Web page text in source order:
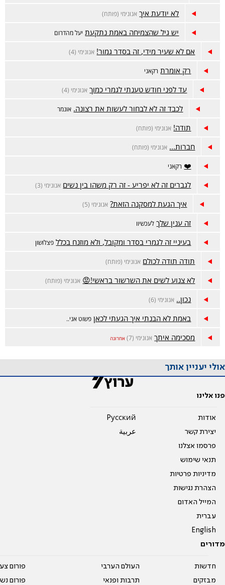
לא יודעת איך אנונימי (פותח)
יש גיל שהצמיחה באמת נתקעת יעל מהדרום
אם לא שעיר מידי, זה בסדר גמור! אנונימי (4)
רק אומרת רקאני
עד לפני חודש טענתי לגמרי כמוך אנונימי (4)
לכבד זה לא לבחור לעשות את רצונה. אונמר
תודה! אנונימי (פותח)
חברות... אנונימי (פותח)
❤️ רקאני
לגברים זה לא יפריע - זה רק משהו בין נשים אנונימי (3)
איך הגעת למסקנה הזאת? אנונימי (5)
זה ענין שלך לעכשיוו
בעיניי זה לגמרי בסדר ומקובל, ולא מוזנח בכלל פצלושון
תודה תודה לכולם אנונימי (פותח)
לא צנוע לשים את השרשור בראשי!😡 אנונימי (פותח)
נכון.. אנונימי (6)
באמת לא הבנתי איך הגעתי לכאן פשוט אני..
מסכימה איתך אנונימי (7) אחרונה
אולי יעניין אותך
פנו אלינו
אודות
יצירת קשר
פרסמו אצלנו
תנאי שימוש
מדיניות פרטיות
הצהרת נגישות
המייל האדום
עברית
English
Pусский
عربية
מדורים
חדשות
מבזקים
העולם הערבי
תרבות ופנאי
פורום
פורום